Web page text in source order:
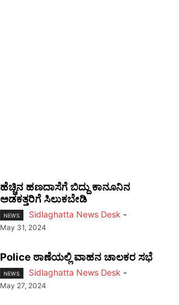
ಹೆಚ್ಚಿನ ಹಣದಾಸೆಗೆ ಬಿದ್ದು ಕಾನೂನಿನ
ಅಡಕತ್ತರಿಗೆ ಸಿಲುಕಬೇಡಿ
NEWS Sidlaghatta News Desk -
May 31, 2024
Police ಠಾಣೆಯಲ್ಲಿ ವಾಹನ ಚಾಲಕರ ಸಭೆ
NEWS Sidlaghatta News Desk -
May 27, 2024